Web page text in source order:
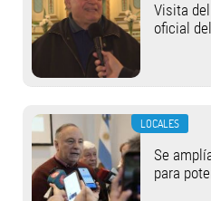
Visita
oficial
LOCALES
Se
para